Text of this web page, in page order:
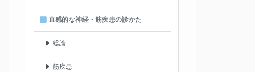
直感的な神経・筋疾患の診かた
総論
筋疾患